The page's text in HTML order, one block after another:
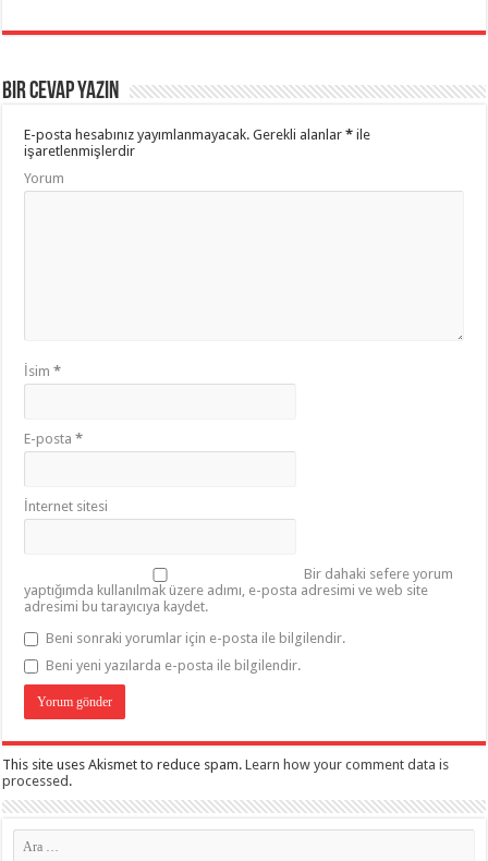
Bir cevap yazın
E-posta hesabınız yayımlanmayacak. Gerekli alanlar* ile
işaretlenmişlerdir
Yorum
İsim*
E-posta*
İnternet sitesi
Bir dahaki sefere yorum
yaptığımda kullanılmak üzere adımı, e-posta adresimi ve web site
adresimi bu tarayıcıya kaydet.
Beni sonraki yorumlar için e-posta ile bilgilendir.
Beni yeni yazılarda e-posta ile bilgilendir.
This site uses Akismet to reduce spam.Learn how your comment data is
processed .